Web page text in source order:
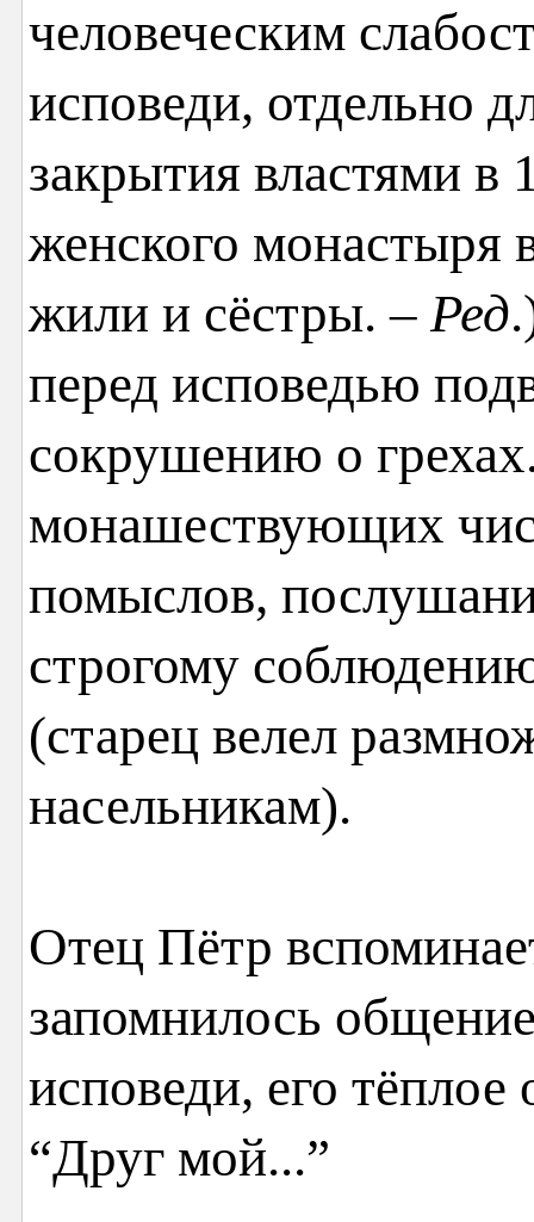
человеческим
исповеди, отдельно
закрытия властями в
женского монастыря
жили и сёстры. – Ред
перед исповедью
сокрушению о
монашествующих
помыслов,
строгому
(старец велел
насельникам).
Отец Пётр
запомнилось
исповеди, его
“Друг мой...”